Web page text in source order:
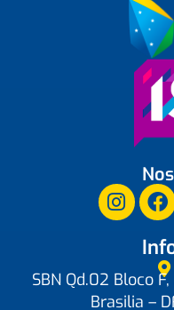
SBN Qd.02 Bloco
Brasilia –